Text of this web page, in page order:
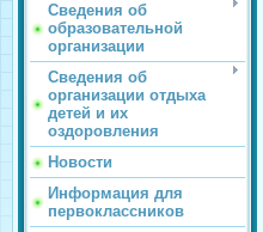
Сведения об
образовательной
организации
Сведения об
организации отдыха
детей и их
оздоровления
Новости
Информация для
первоклассников